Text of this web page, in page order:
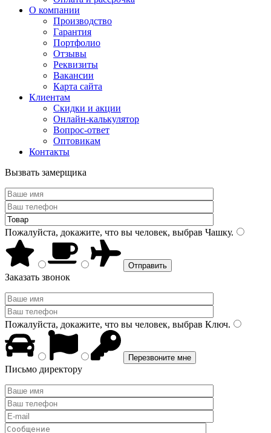
О компании
Производство
Гарантия
Портфолио
Отзывы
Реквизиты
Вакансии
Карта сайта
Клиентам
Скидки и акции
Онлайн-калькулятор
Вопрос-ответ
Оптовикам
Контакты
Вызвать замерщика
Пожалуйста, докажите, что вы человек, выбрав Чашку.
Заказать звонок
Пожалуйста, докажите, что вы человек, выбрав Ключ.
Письмо директору